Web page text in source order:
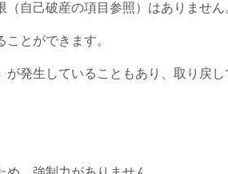
自己破産の項目参照）はありません
とができます。
が発生していることもあり、取り戻し